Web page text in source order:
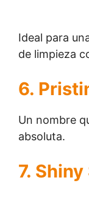
Ideal para
de limpieza
6.
Un nombre
absoluta.
7.